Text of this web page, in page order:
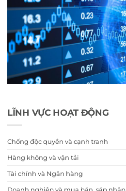
LĨNH VỰC HOẠT ĐỘNG
Chống độc quyền và cạnh tranh
Hàng không và vận tải
Tài chính và Ngân hàng